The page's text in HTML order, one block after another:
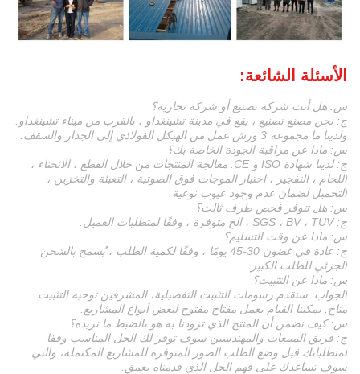
الأسئلة الشائعة:
س: هل أنت شركة تصنيع أو شركة تجارية؟
ج: نحن مصنع تصنيع ، يقع في مدينة تشينغداو ، بالقرب من ميناء تشينغداو.
ولدينا ما مجموعه 3 ورش عمل من الهيكل الفولاذي إلى الجدار والسقف.
س: ماذا عن مراقبة الجودة الخاصة بك؟
ج: لدينا شهادة ISO و CE. معالجة المنتجات من خلال القطع ، الانحناء ،
اللحام ، التفجير ، اختبار الموجات فوق الصوتية ، التعبئة والتخزين ،
التحميل لضمان عدم وجود عيوب نوعية.
س: هل تتوفر فحص طرف ثالث؟
ج: SGS ، BV ، TUV ، الخ متوفرة ، وفقًا لمتطلبات العميل.
س: ماذا عن وقت التسليم؟
ج: عادة في غضون 30-45 يومًا ، وفقًا لكمية الطلب ، يُسمح بالشحن
الجزئي للطلب الكبير.
س: ماذا عن التثبيت؟
الجواب: سنقدم رسومات التثبيت التفصيلية، المشرفين توجيه التثبيت
متاح. يمكننا القيام بعمل مفتاح مفتوح لبعض أنواع المشاريع.
س: كيف نضمن أن المنتج الذي تزودنا به هو بالضبط ما نريده؟
ج: فريق المبيعات والمهندسين سوف توفر لك الحل المناسب وفقا
لمتطلباتك قبل وضع الطلب.الصور المتوفرة للمشاريع المكتملة، والتي
سوف تساعدك على فهم الحل الذي قدمناه بعمق.